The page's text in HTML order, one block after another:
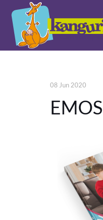
08 Jun 2020